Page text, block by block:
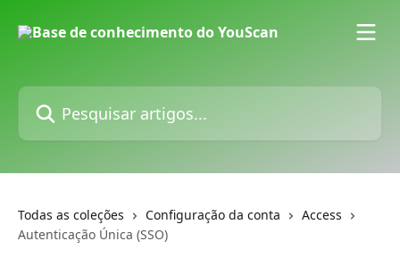
Pesquisar artigos...
Todas as coleções Configuração da conta
Access
Autenticação Única (SSO)